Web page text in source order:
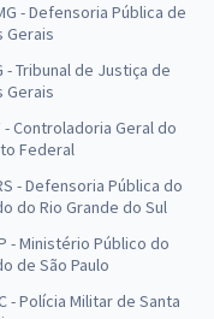
- Defensoria Pública de
Gerais
- Tribunal de Justiça de
Gerais
- Controladoria Geral do
Federal
- Defensoria Pública do
do Rio Grande do Sul
- Ministério Público do
de São Paulo
- Polícia Militar de Santa